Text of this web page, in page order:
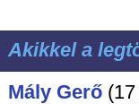
Akikkel a
Mály Gerő